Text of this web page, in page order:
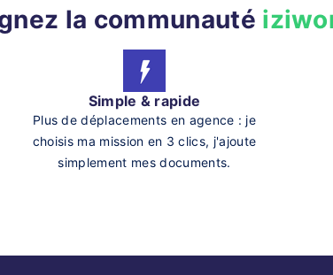
la communauté
Simple & rapide
Plus de déplacements en agence : je
choisis ma mission en 3 clics, j'ajoute
simplement mes documents.